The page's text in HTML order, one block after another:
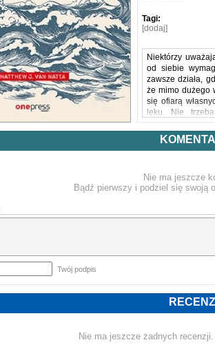
Tagi:
[dodaj]
Niektórzy
od siebie
zawsze działa,
że mimo dużego
się ofiarą
lęku. Nie
zaproponowali
najlepszą
stoicyzm.
emocjami i
Pokazuje
codziennym
rozwijanie
Odkryj szczęście,
Powyższy opis
Nie ma jeszcze
Bądź pierwszy i podziel się swoją
Twój podpis
Nie ma jeszcze żadnych